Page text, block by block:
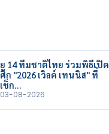
ยู 14 ทีมชาติไทย ร่วมพิธีเปิด
ศึก "2026 เวิลด์ เทนนิส" ที่
เช็ก…
03-08-2026